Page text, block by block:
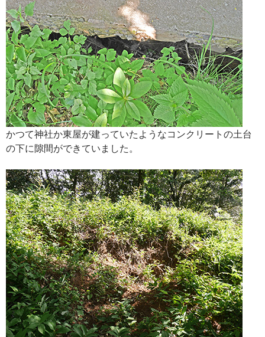
かつて神社か東屋が建っていたようなコンクリートの土台
の下に隙間ができていました。